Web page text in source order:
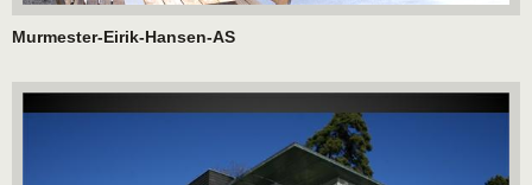
Murmester-Eirik-Hansen-AS